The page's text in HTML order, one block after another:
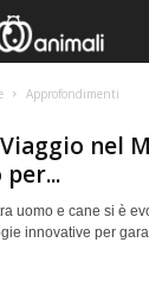
Approfondimenti
nel
uomo e cane si è
innovative per